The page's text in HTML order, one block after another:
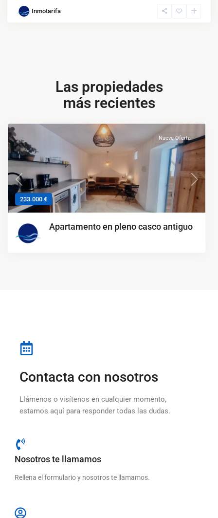
Inmotarifa
Las propiedades
más recientes
233.000 €
Nueva Oferta
Anterior
Apartamento en pleno casco antiguo
Contacta con nosotros
Llámenos o visítenos en cualquier momento,
estamos aquí para responder todas las dudas.
Nosotros te llamamos
Rellena el formulario y nosotros te llamamos.